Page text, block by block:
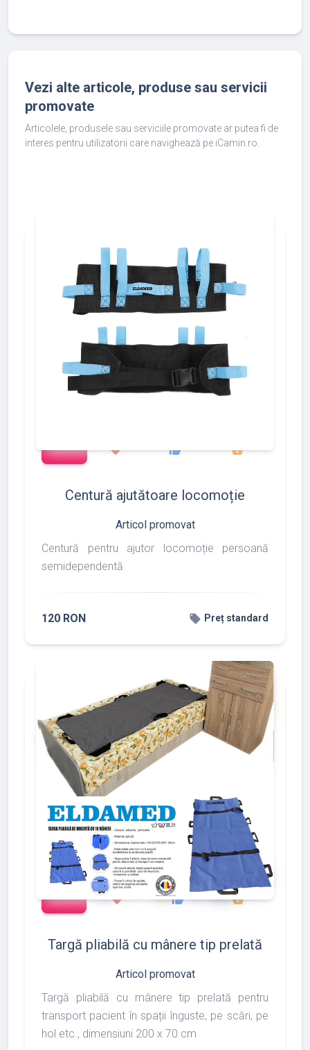
Vezi alte articole, produse sau servicii
promovate
Articolele, produsele sau serviciile promovate ar putea fi de
interes pentru utilizatorii care navighează pe iCamin.ro.
favorite thumb_up shopping_basket
Centură ajutătoare locomoție
Articol promovat
Centură pentru ajutor locomoție persoană
semidependentă
120 RON local_offer Preț standard
add_shopping_cart 288
favorite thumb_up
783
shopping_basket
Targă pliabilă cu mânere tip prelată
Articol promovat
Targă pliabilă cu mânere tip prelată pentru
transport pacient în spații înguste, pe scări, pe
hol etc., dimensiuni 200 x 70 cm